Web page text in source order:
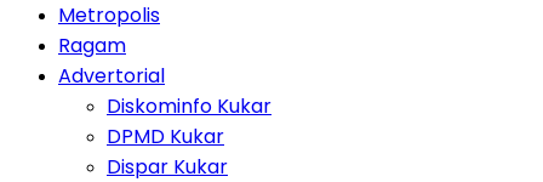
Metropolis
Ragam
Advertorial
Diskominfo Kukar
DPMD Kukar
Dispar Kukar